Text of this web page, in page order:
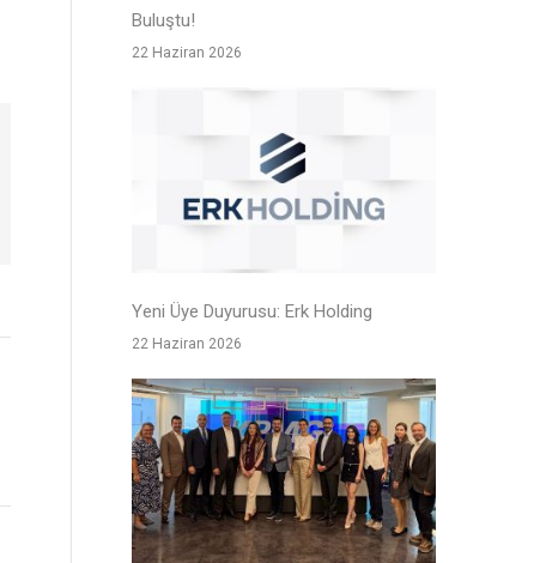
Buluştu!
22 Haziran 2026
Yeni Üye Duyurusu: Erk Holding
22 Haziran 2026